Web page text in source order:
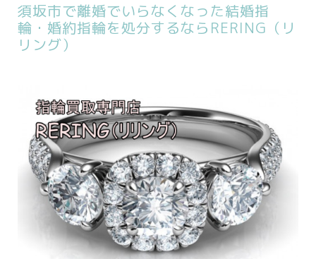
須坂市で離婚でいらなくなった結婚指
輪・婚約指輪を処分するならRERING（リ
リング）